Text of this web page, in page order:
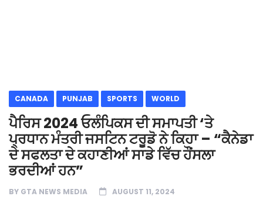
CANADA PUNJAB SPORTS WORLD
ਪੈਰਿਸ 2024 ਓਲੰਪਿਕਸ ਦੀ ਸਮਾਪਤੀ ‘ਤੇ
ਪ੍ਰਧਾਨ ਮੰਤਰੀ ਜਸਟਿਨ ਟਰੂਡੋ ਨੇ ਕਿਹਾ – “ਕੈਨੇਡਾ
ਦੇ ਸਫਲਤਾ ਦੇ ਕਹਾਣੀਆਂ ਸਾਡੇ ਵਿੱਚ ਹੌਂਸਲਾ
ਭਰਦੀਆਂ ਹਨ”
BY GTA NEWS MEDIA AUGUST 11, 2024